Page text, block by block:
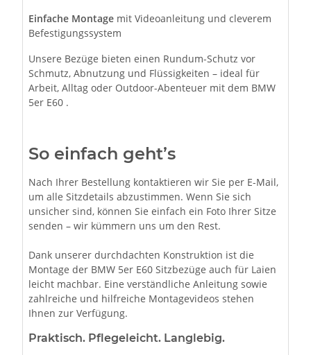
Einfache Montage mit Videoanleitung und cleverem
Befestigungssystem
Unsere Bezüge bieten einen Rundum-Schutz vor
Schmutz, Abnutzung und Flüssigkeiten – ideal für
Arbeit, Alltag oder Outdoor-Abenteuer mit dem BMW
5er E60 .
So einfach geht’s
Nach Ihrer Bestellung kontaktieren wir Sie per E-Mail,
um alle Sitzdetails abzustimmen. Wenn Sie sich
unsicher sind, können Sie einfach ein Foto Ihrer Sitze
senden – wir kümmern uns um den Rest.
Dank unserer durchdachten Konstruktion ist die
Montage der BMW 5er E60 Sitzbezüge auch für Laien
leicht machbar. Eine verständliche Anleitung sowie
zahlreiche und hilfreiche Montagevideos stehen
Ihnen zur Verfügung.
Praktisch. Pflegeleicht. Langlebig.